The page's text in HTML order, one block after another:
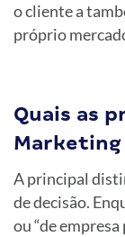
o cliente a
próprio
Quais as
Marketing
A principal
de decisão.
ou “de